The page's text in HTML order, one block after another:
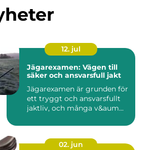
12. jul
Jägarexamen: Vägen till
säker och ansvarsfull jakt
Jägarexamen är grunden för
ett tryggt och ansvarsfullt
jaktliv, och många v&aum...
02. jun